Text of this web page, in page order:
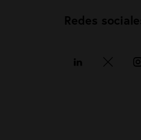
Redes